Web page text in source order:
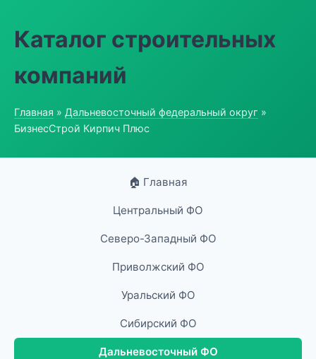
Каталог строительных
компаний
Главная » Дальневосточный федеральный округ »
БизнесСтрой Кирпич Плюс
🏠 Главная
Центральный ФО
Северо-Западный ФО
Приволжский ФО
Уральский ФО
Сибирский ФО
Дальневосточный ФО